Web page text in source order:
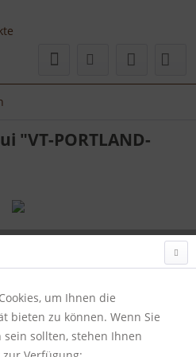
"VT-PORTLAND-
um Ihnen die
bieten zu können. Wenn Sie
sollten, stehen Ihnen